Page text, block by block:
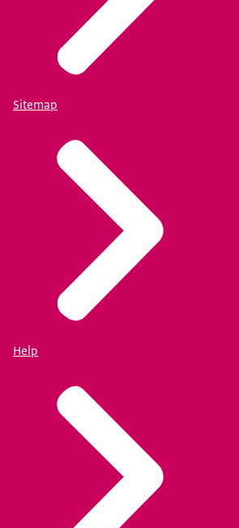
Sitemap
Help